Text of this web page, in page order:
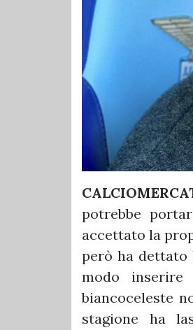
potrebbe
accettato la
però ha dettato
modo inserire
biancoceleste
stagione ha